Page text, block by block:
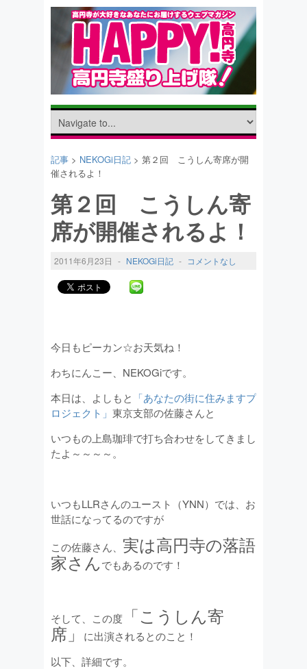
記事 > NEKOGi日記 > 第２回 こうしん寄席が開
催されるよ！
第２回 こうしん寄
席が開催されるよ！
2011年6月23日 - NEKOGi日記 - コメントなし
今日もピーカン☆お天気ね！
わちにんこー、NEKOGiです。
本日は、よしもと 「あなたの街に住みますプ
ロジェクト」 東京支部の佐藤さんと
いつもの上島珈琲で打ち合わせをしてきまし
たよ～～～～。
いつもLLRさんのユースト（YNN）では、お
世話になってるのですが
この佐藤さん、 実は高円寺の落語
家さんでもあるのです！
そして、この度 「こうしん寄
席」
に出演されるとのこと！
以下、詳細です。